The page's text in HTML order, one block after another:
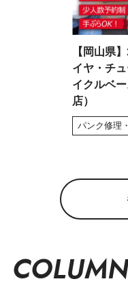
【岡山県
イヤ・チ
イクルベ
店）
パンク修理
COLUMN